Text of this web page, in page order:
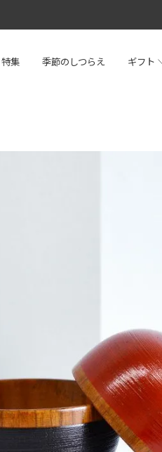
特集 季節のしつらえ ギフト